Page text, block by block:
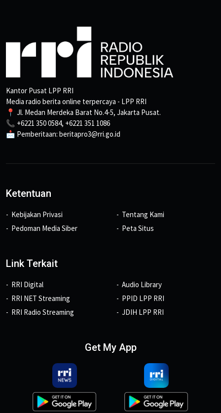
Kantor Pusat LPP RRI
Media radio berita online terpercaya - LPP RRI
📍 Jl. Medan Merdeka Barat No.4-5, Jakarta Pusat.
📞 +6221 350 0584, +6221 351 1086
📩 Pemberitaan: beritapro3@rri.go.id
Ketentuan
Kebijakan Privasi
Pedoman Media Siber
Tentang Kami
Peta Situs
Link Terkait
RRI Digital
RRI NET Streaming
RRI Radio Streaming
Audio Library
PPID LPP RRI
JDIH LPP RRI
Get My App